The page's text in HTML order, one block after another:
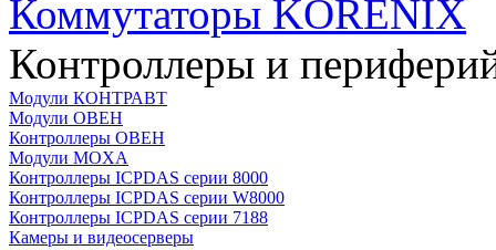
Коммутаторы KORENIX
Контроллеры и
Модули КОНТРАВТ
Модули ОВЕН
Контроллеры ОВЕН
Модули MOXA
Контроллеры ICPDAS серии 8000
Контроллеры ICPDAS серии W8000
Контроллеры ICPDAS серии 7188
Камеры и видеосерверы